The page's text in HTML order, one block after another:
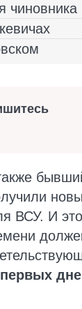
ВСУ. И